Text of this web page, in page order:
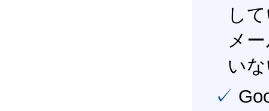
し
メ
い
✓ Google Workspace（旧G Suite） を活用し、業